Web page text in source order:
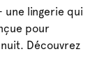
une lingerie qui
pour
Découvrez